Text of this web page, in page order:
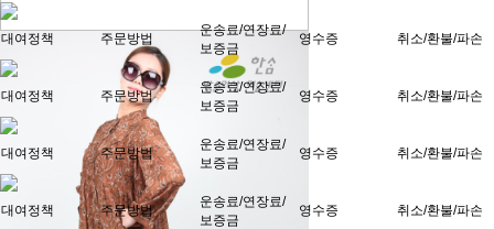
대여정책 주문방법
운송료/연장료/
보증금
영수증 취소/환불/파손
대여정책 주문방법
운송료/연장료/
보증금
영수증 취소/환불/파손
대여정책 주문방법
운송료/연장료/
보증금
영수증 취소/환불/파손
대여정책 주문방법
운송료/연장료/
보증금
영수증 취소/환불/파손